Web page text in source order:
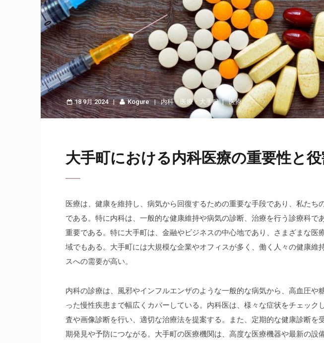
18 9月 2024 Kogure 内科・ 医療・ 大手町 医療
大手町における内科医療の重要性と役
医療は、健康を維持し、病気から回復するための重要な手段であり、私たち
である。 特に内科は、一般的な健康維持や病気の診断、治療を行う診療科で
重要である。特に大手町は、金融やビジネスの中心地であり、さまざまな医
域でもある。大手町には大規模な企業やオフィスが多く、働く人々の健康維
スへの需要が高い。
内科の診療は、風邪やインフルエンザのような一般的な病気から、高血圧や
った慢性疾患まで幅広くカバーしている。内科医は、様々な症状をチェック
査や画像診断を行い、適切な治療法を提案する。また、定期的な健康診断を
期発見や予防につながる。大手町の医療機関は、高度な医療機器や最新の設